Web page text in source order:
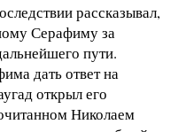
рассказывал,
Серафиму за
пути.
дать ответ на
открыл его
Николаем